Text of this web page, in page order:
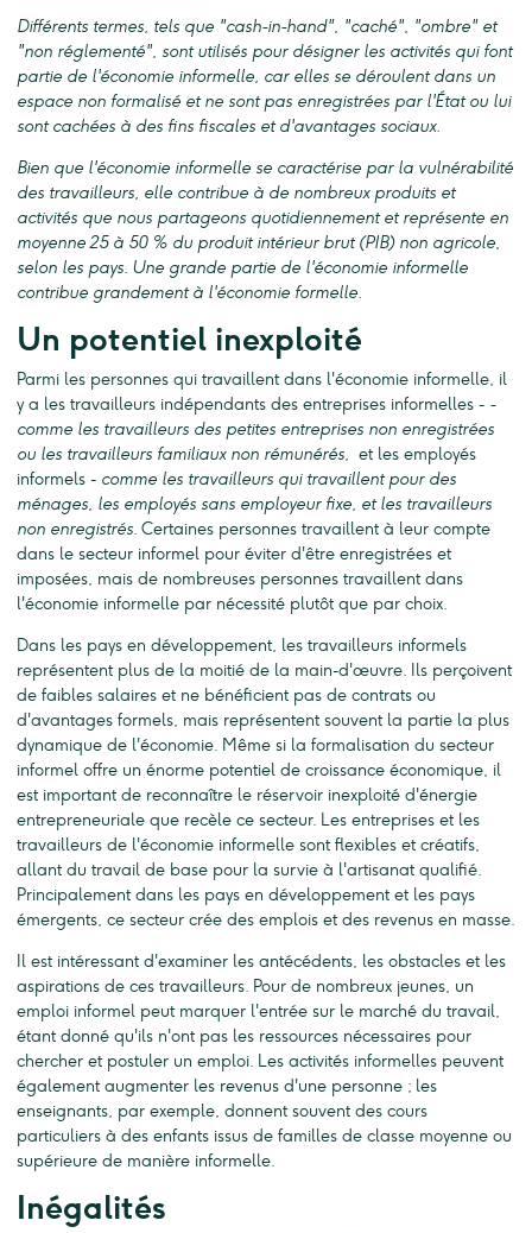
Différents termes, tels que "cash-in-hand", "caché", "ombre" et
"non réglementé", sont utilisés pour désigner les activités qui font
partie de l'économie informelle, car elles se déroulent dans un
espace non formalisé et ne sont pas enregistrées par l'État ou lui
sont cachées à des fins fiscales et d'avantages sociaux.
Bien que l'économie informelle se caractérise par la vulnérabilité
des travailleurs, elle contribue à de nombreux produits et
activités que nous partageons quotidiennement et représente en
moyenne 25 à 50 % du produit intérieur brut (PIB) non agricole,
selon les pays. Une grande partie de l'économie informelle
contribue grandement à l'économie formelle.
Un potentiel inexploité
Parmi les personnes qui travaillent dans l'économie informelle, il
y a les travailleurs indépendants des entreprises informelles - -
comme les travailleurs des petites entreprises non enregistrées
ou les travailleurs familiaux non rémunérés, et les employés
informels - comme les travailleurs qui travaillent pour des
ménages, les employés sans employeur fixe, et les travailleurs
non enregistrés. Certaines personnes travaillent à leur compte
dans le secteur informel pour éviter d'être enregistrées et
imposées, mais de nombreuses personnes travaillent dans
l'économie informelle par nécessité plutôt que par choix.
Dans les pays en développement, les travailleurs informels
représentent plus de la moitié de la main-d'œuvre. Ils perçoivent
de faibles salaires et ne bénéficient pas de contrats ou
d'avantages formels, mais représentent souvent la partie la plus
dynamique de l'économie. Même si la formalisation du secteur
informel offre un énorme potentiel de croissance économique, il
est important de reconnaître le réservoir inexploité d'énergie
entrepreneuriale que recèle ce secteur. Les entreprises et les
travailleurs de l'économie informelle sont flexibles et créatifs,
allant du travail de base pour la survie à l'artisanat qualifié.
Principalement dans les pays en développement et les pays
émergents, ce secteur crée des emplois et des revenus en masse.
Il est intéressant d'examiner les antécédents, les obstacles et les
aspirations de ces travailleurs. Pour de nombreux jeunes, un
emploi informel peut marquer l'entrée sur le marché du travail,
étant donné qu'ils n'ont pas les ressources nécessaires pour
chercher et postuler un emploi. Les activités informelles peuvent
également augmenter les revenus d'une personne ; les
enseignants, par exemple, donnent souvent des cours
particuliers à des enfants issus de familles de classe moyenne ou
supérieure de manière informelle.
Inégalités